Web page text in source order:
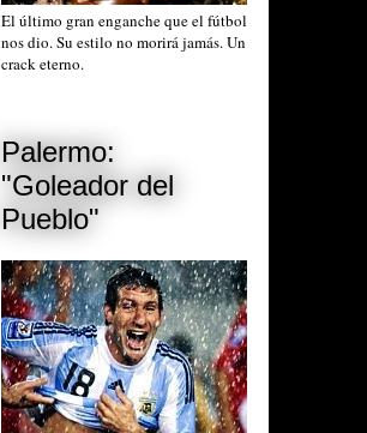
El último gran enganche que el fútbol
nos dio. Su estilo no morirá jamás. Un
crack eterno.
Palermo:
"Goleador del
Pueblo"